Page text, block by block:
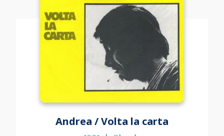
Andrea / Volta la carta